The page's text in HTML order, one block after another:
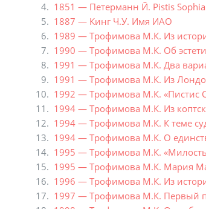
1851 — Петерманн Й. Pistis
1887 — Кинг Ч.У. Имя ИАО
1989 — Трофимова М.К. Из
1990 — Трофимова М.К. Об
1991 — Трофимова М.К. Два
1991 — Трофимова М.К. Из
1992 — Трофимова М.К. «Пистис
1994 — Трофимова М.К. Из
1994 — Трофимова М.К. К теме
1994 — Трофимова М.К. О
1995 — Трофимова М.К. «Милость
1995 — Трофимова М.К. Мария
1996 — Трофимова М.К. Из
1997 — Трофимова М.К. Первый